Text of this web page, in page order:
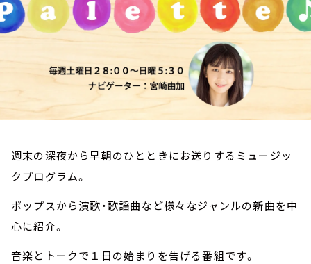
週末の深夜から早朝のひとときにお送りするミュージッ
クプログラム。
ポップスから演歌・歌謡曲など様々なジャンルの新曲を中
心に紹介。
音楽とトークで１日の始まりを告げる番組です。